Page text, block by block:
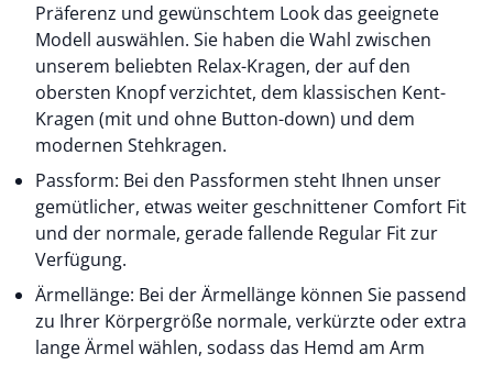
Präferenz und gewünschtem Look das geeignete
Modell auswählen. Sie haben die Wahl zwischen
unserem beliebten Relax-Kragen, der auf den
obersten Knopf verzichtet, dem klassischen Kent-
Kragen (mit und ohne Button-down) und dem
modernen Stehkragen.
Passform: Bei den Passformen steht Ihnen unser
gemütlicher, etwas weiter geschnittener Comfort Fit
und der normale, gerade fallende Regular Fit zur
Verfügung.
Ärmellänge: Bei der Ärmellänge können Sie passend
zu Ihrer Körpergröße normale, verkürzte oder extra
lange Ärmel wählen, sodass das Hemd am Arm